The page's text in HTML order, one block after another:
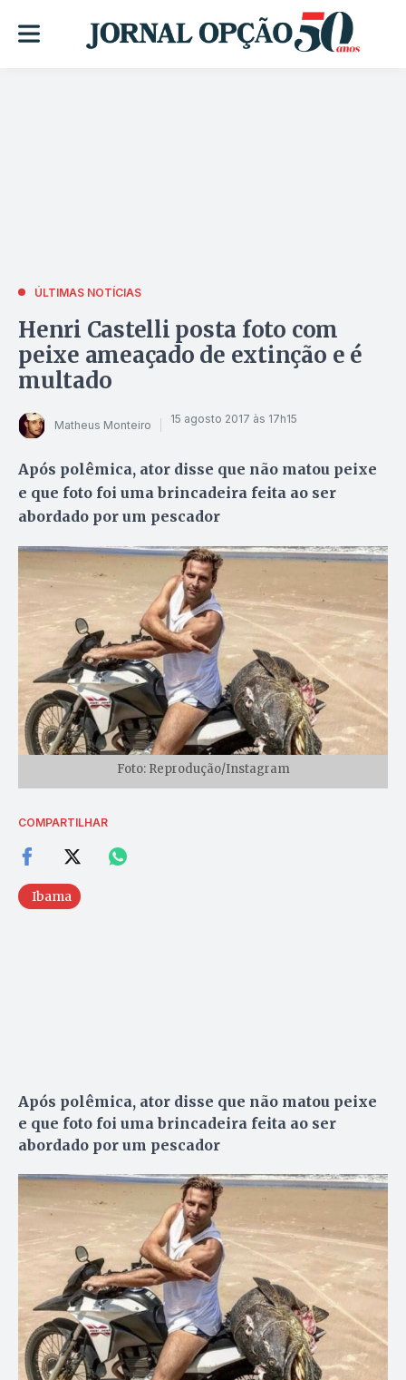
ÚLTIMAS NOTÍCIAS
Henri Castelli posta foto com
peixe ameaçado de extinção e é
multado
Matheus Monteiro 15 agosto 2017 às 17h15
Após polêmica, ator disse que não matou peixe
e que foto foi uma brincadeira feita ao ser
abordado por um pescador
Foto: Reprodução/Instagram
COMPARTILHAR
Ibama
Após polêmica, ator disse que não matou peixe
e que foto foi uma brincadeira feita ao ser
abordado por um pescador